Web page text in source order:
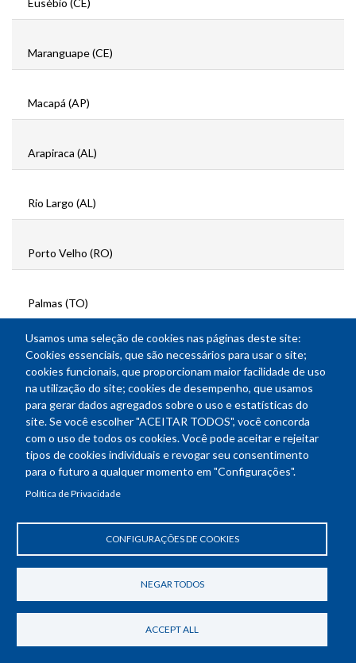
Usamos uma seleção de cookies nas páginas deste site:
Cookies essenciais, que são necessários para usar o site;
cookies funcionais, que proporcionam maior facilidade de uso
na utilização do site; cookies de desempenho, que usamos
para gerar dados agregados sobre o uso e estatísticas do
site. Se você escolher "ACEITAR TODOS", você concorda
com o uso de todos os cookies. Você pode aceitar e rejeitar
tipos de cookies individuais e revogar seu consentimento
para o futuro a qualquer momento em "Configurações".
Política de Privacidade
CONFIGURAÇÕES DE COOKIES
NEGAR TODOS
ACCEPT ALL
Maranguape (CE)
Macapá (AP)
Arapiraca (AL)
Rio Largo (AL)
Porto Velho (RO)
Palmas (TO)
Confea -Quais foram as principais mudanças nesse
período?
Eng. agr. Luciano Moreira -Hoje, a maior mudança que a
gente teve foi na produção. Antigamente, o processo era
artesanal, manual, que demandava muita gente e muito
fazem muitas coisas, mas a gente ainda precisa dar um salto
no campo, como a gente solta os mosquitos, eu acho que essa
Confea -De qualquer forma, já existe uma interação
científica, uma interdisciplinaridade muito grande, inclusive
entre as engenharias. Qual a importância dessa visão para o